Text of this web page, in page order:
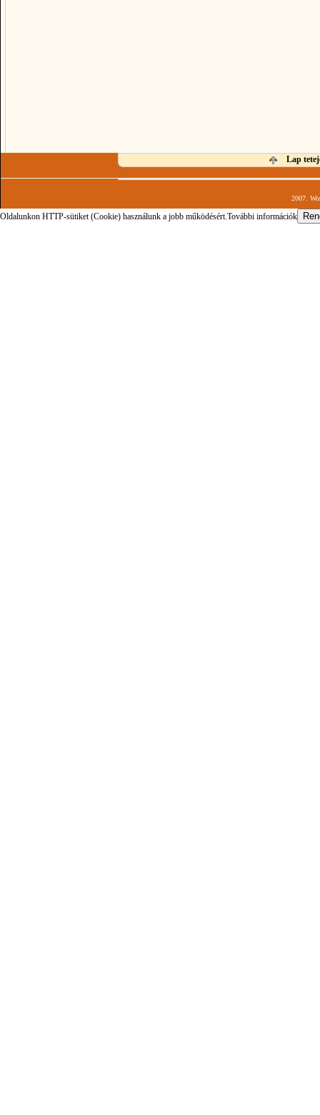
Lap
2007.
Oldalunkon HTTP-sütiket (Cookie) használunk a jobb működésért.További információk